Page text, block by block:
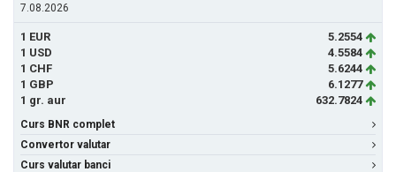
7.08.2026
1 EUR
5.2554
1 USD
4.5584
1 CHF
5.6244
1 GBP
6.1277
1 gr. aur
632.7824
Curs BNR complet
Convertor valutar
Curs valutar banci